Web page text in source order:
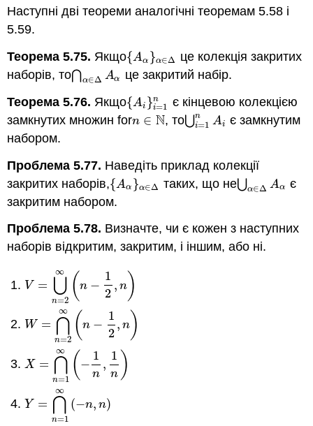
Наступні дві теореми аналогічні теоремам 5.58 і
5.59.
Теорема 5.75. Якщо{Aα }α∈Δ
{Aα} α∈Δ це колекція закритих
наборів, то⋂α∈Δ Aα
⋂α∈ ΔAα це закритий набір.
Теорема 5.76. Якщо{Ai }n
i=1
{Ai} i=1n є кінцевою колекцією
замкнутих множин forn ∈ N
n∈N , то⋃n
i=1 Ai
⋃i= 1 nA iє замкнутим
набором.
Проблема 5.77. Наведіть приклад колекції
закритих наборів,{Aα }α∈Δ
{Aα} α∈Δ таких, щоне⋃α∈Δ Aα
⋃α∈ ΔAα є
закритим набором.
Проблема 5.78. Визначте, чи є кожен з наступних
наборів відкритим, закритим, і іншим, або ні.
V = ⋃
n=2
∞ ( n −
1
2
, n)
V=⋃ 2∞(n− 12, n)
W = ⋂
n=2
∞ (n −
1
2
, n )
W=⋂ n =2∞(n− 12, n)
X = ⋂
n=1
∞ ( −
1
n
,
1
n )
X=⋂ n =1 ∞(−1 n ,1n)
Y = ⋂
n=1
∞
(−n, n)
Y =⋂ n =1∞(−n,n